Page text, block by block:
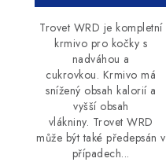
Trovet WRD je kompletní
krmivo pro kočky s
nadváhou a
cukrovkou. Krmivo má
snížený obsah kalorií a
vyšší obsah
vlákniny. Trovet WRD
může být také předepsán v
případech...